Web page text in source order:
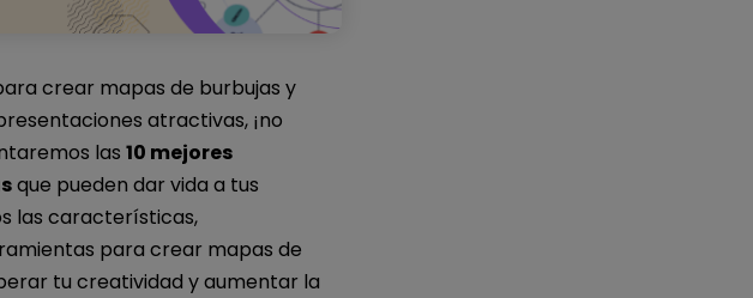
crear mapas de burbujas y
atractivas, ¡no
las 10 mejores
que pueden dar vida a tus
las características,
para crear mapas de
tu creatividad y aumentar la